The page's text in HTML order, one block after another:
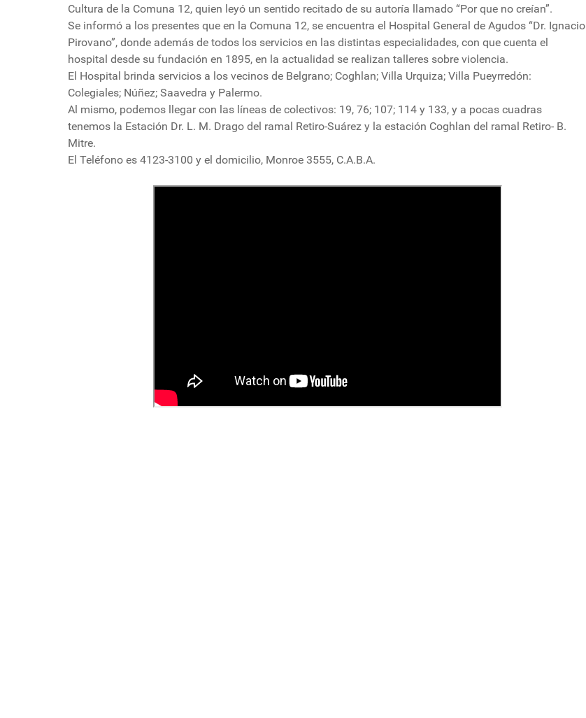
Cultura de la Comuna 12, quien leyó un sentido recitado de su autoría llamado “Por que no creían”.
Se informó a los presentes que en la Comuna 12, se encuentra el Hospital General de Agudos “Dr. Ignacio
Pirovano”, donde además de todos los servicios en las distintas especialidades, con que cuenta el
hospital desde su fundación en 1895, en la actualidad se realizan talleres sobre violencia.
El Hospital brinda servicios a los vecinos de Belgrano; Coghlan; Villa Urquiza; Villa Pueyrredón:
Colegiales; Núñez; Saavedra y Palermo.
Al mismo, podemos llegar con las líneas de colectivos: 19, 76; 107; 114 y 133, y a pocas cuadras
tenemos la Estación Dr. L. M. Drago del ramal Retiro-Suárez y la estación Coghlan del ramal Retiro- B.
Mitre.
El Teléfono es 4123-3100 y el domicilio, Monroe 3555, C.A.B.A.